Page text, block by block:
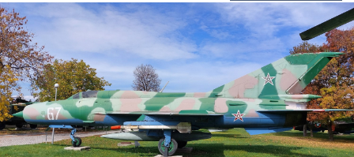
ВОЙТИ
Поиск фотографий
Поиск в реестре
Подробно